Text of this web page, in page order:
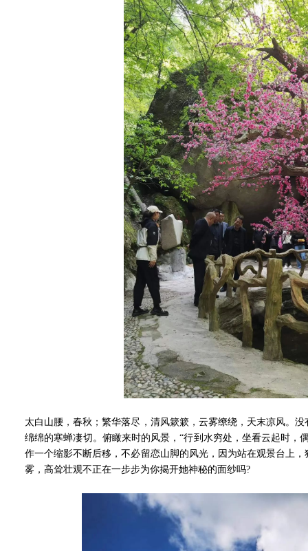
太白山腰，春秋；繁华落尽，清风簌簌，云雾缭绕，天末凉风。
绵绵的寒蝉凄切。俯瞰来时的风景，“行到水穷处，坐看云起时，
作一个缩影不断后移，不必留恋山脚的风光，因为站在观景台上
雾，高耸壮观不正在一步步为你揭开她神秘的面纱吗?